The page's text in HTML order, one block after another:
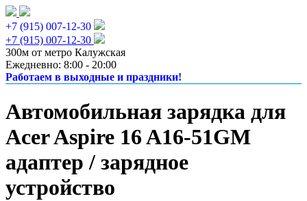
+7 (915) 007-12-30
+7 (915) 007-12-30
300м от метро Калужская
Ежедневно: 8:00 - 20:00
Работаем в выходные и праздники!
Автомобильная зарядка для
Acer Aspire 16 A16-51GM
адаптер / зарядное
устройство